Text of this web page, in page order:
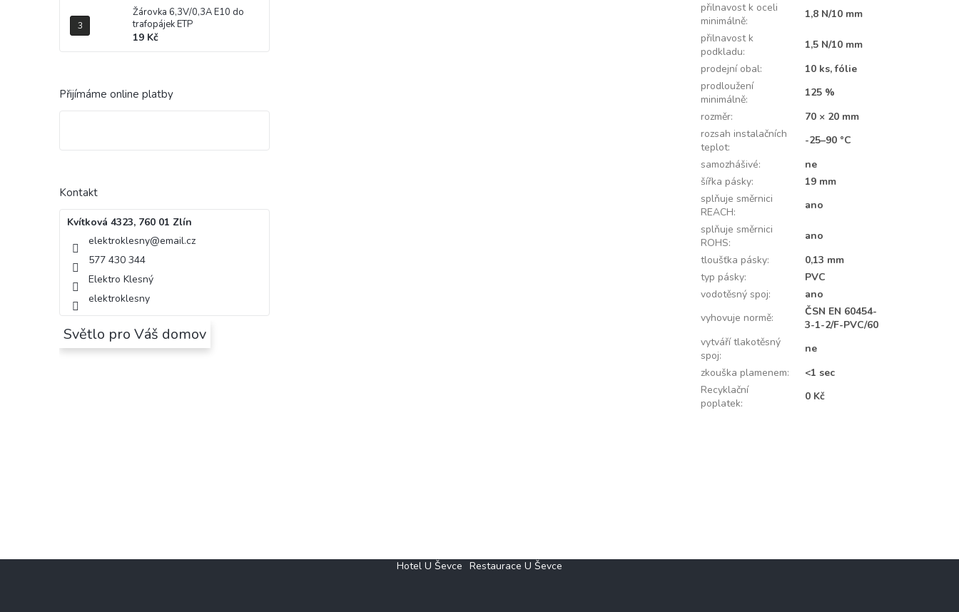
Žárovka 6,3V/0,3A E10 do
trafopájek ETP
19 Kč
Přijímáme online platby
Kontakt
Kvítková 4323, 760 01 Zlín
elektroklesny@email.cz
577 430 344
Elektro Klesný
elektroklesny
Světlo pro Váš domov
přilnavost k oceli
minimálně:
1,8 N/10 mm
přilnavost k
podkladu:
1,5 N/10 mm
prodejní obal:
10 ks, fólie
prodloužení
minimálně:
125 %
rozměr:
70 × 20 mm
rozsah instalačních
teplot:
-25–90 °C
samozhášivé:
ne
šířka pásky:
19 mm
splňuje směrnici
REACH:
ano
splňuje směrnici
ROHS:
ano
tloušťka pásky:
0,13 mm
typ pásky:
PVC
vodotěsný spoj:
ano
vyhovuje normě:
ČSN EN 60454-
3-1-2/F-PVC/60
vytváří tlakotěsný
spoj:
ne
zkouška plamenem:
<1 sec
Recyklační
poplatek:
0 Kč
Hotel U Ševce Restaurace U Ševce